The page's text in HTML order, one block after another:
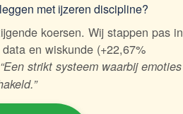
met ijzeren discipline?
koersen. Wij stappen pas in
en wiskunde (+22,67%
“Een strikt systeem waarbij emoties